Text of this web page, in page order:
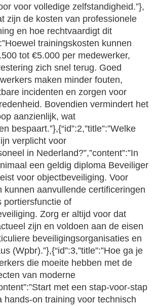
voor volledige zelfstandigheid.”},
zijn de kosten van professionele
en hoe rechtvaardigt dit
trainingskosten kunnen
tot €5.000 per medewerker,
zich snel terug. Goed
maken minder fouten,
incidenten en zorgen voor
Bovendien vermindert het
aanzienlijk, wat
bespaart.”},{“id”:2,”title”:”Welke
verplicht voor
in Nederland?”,”content”:”In
een geldig diploma Beveiliger
voor objectbeveiliging. Voor
kunnen aanvullende certificeringen
portiersfunctie of
Zorg er altijd voor dat
zijn en voldoen aan de eisen
beveiligingsorganisaties en
(Wpbr).”},{“id”:3,”title”:”Hoe ga je
die moeite hebben met de
van moderne
met een stap-voor-stap
hands-on training voor technisch